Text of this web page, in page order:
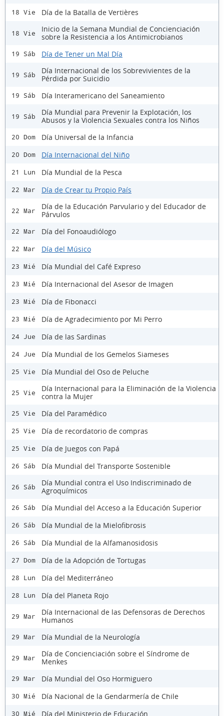
18 Vie Día de la Batalla de Vertières
18 Vie
Inicio de la Semana Mundial de Concienciación
sobre la Resistencia a los Antimicrobianos
19 Sáb Día de Tener un Mal Día
19 Sáb
Día Internacional de los Sobrevivientes de la
Pérdida por Suicidio
19 Sáb Día Interamericano del Saneamiento
19 Sáb
Día Mundial para Prevenir la Explotación, los
Abusos y la Violencia Sexuales contra los Niños
20 Dom Día Universal de la Infancia
20 Dom Día Internacional del Niño
21 Lun Día Mundial de la Pesca
22 Mar Día de Crear tu Propio País
22 Mar
Día de la Educación Parvulario y del Educador de
Párvulos
22 Mar Día del Fonoaudiólogo
22 Mar Día del Músico
23 Mié Día Mundial del Café Expreso
23 Mié Día Internacional del Asesor de Imagen
23 Mié Día de Fibonacci
23 Mié Día de Agradecimiento por Mi Perro
24 Jue Día de las Sardinas
24 Jue Día Mundial de los Gemelos Siameses
25 Vie Día Mundial del Oso de Peluche
25 Vie
Día Internacional para la Eliminación de la Violencia
contra la Mujer
25 Vie Día del Paramédico
25 Vie Día de recordatorio de compras
25 Vie Día de Juegos con Papá
26 Sáb Día Mundial del Transporte Sostenible
26 Sáb
Día Mundial contra el Uso Indiscriminado de
Agroquímicos
26 Sáb Día Mundial del Acceso a la Educación Superior
26 Sáb Día Mundial de la Mielofibrosis
26 Sáb Día Mundial de la Alfamanosidosis
27 Dom Día de la Adopción de Tortugas
28 Lun Día del Mediterráneo
28 Lun Día del Planeta Rojo
29 Mar
Día Internacional de las Defensoras de Derechos
Humanos
29 Mar Día Mundial de la Neurología
29 Mar
Día de Concienciación sobre el Síndrome de
Menkes
29 Mar Día Mundial del Oso Hormiguero
30 Mié Día Nacional de la Gendarmería de Chile
30 Mié Día del Ministerio de Educación